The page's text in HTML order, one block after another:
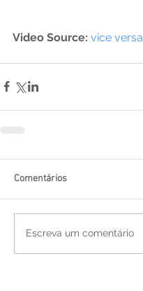
Video Source: vice versa
Comentários
Escreva um comentário